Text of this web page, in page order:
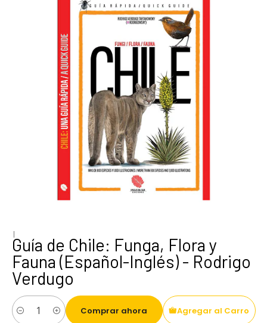
|
Guía de Chile: Funga, Flora y
Fauna (Español-Inglés) - Rodrigo
Verdugo
Cantidad Agregar al Carro
Comprar ahora